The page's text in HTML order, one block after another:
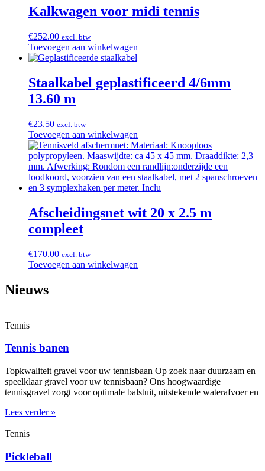
Kalkwagen voor midi tennis
€252.00 excl. btw
Toevoegen aan winkelwagen
Staalkabel geplastificeerd 4/6mm
13.60 m
€23.50 excl. btw
Toevoegen aan winkelwagen
Afscheidingsnet wit 20 x 2.5 m
compleet
€170.00 excl. btw
Toevoegen aan winkelwagen
Nieuws
Tennis
Tennis banen
Topkwaliteit gravel voor uw tennisbaan Op zoek naar duurzaam en
speelklaar gravel voor uw tennisbaan? Ons hoogwaardige
tennisgravel zorgt voor optimale balstuit, uitstekende waterafvoer en
Lees verder »
Tennis
Pickleball